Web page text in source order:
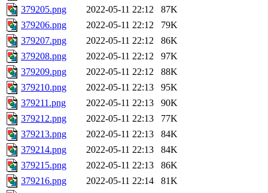
379205.png
2022-05-11 22:12
87K
379206.png
2022-05-11 22:12
79K
379207.png
2022-05-11 22:12
86K
379208.png
2022-05-11 22:12
97K
379209.png
2022-05-11 22:12
88K
379210.png
2022-05-11 22:13
95K
379211.png
2022-05-11 22:13
90K
379212.png
2022-05-11 22:13
77K
379213.png
2022-05-11 22:13
84K
379214.png
2022-05-11 22:13
84K
379215.png
2022-05-11 22:13
86K
379216.png
2022-05-11 22:14
81K